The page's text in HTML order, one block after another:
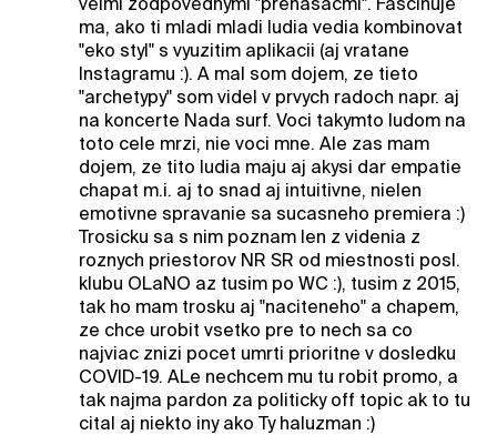
ma, ako ti mladi mladi ludia vedia kombinovat
"eko styl" s vyuzitim aplikacii (aj vratane
Instagramu :). A mal som dojem, ze tieto
"archetypy" som videl v prvych radoch napr. aj
na koncerte Nada surf. Voci takymto ludom na
toto cele mrzi, nie voci mne. Ale zas mam
dojem, ze tito ludia maju aj akysi dar empatie
chapat m.i. aj to snad aj intuitivne, nielen
emotivne spravanie sa sucasneho premiera :)
Trosicku sa s nim poznam len z videnia z
roznych priestorov NR SR od miestnosti posl.
klubu OLaNO az tusim po WC :), tusim z 2015,
tak ho mam trosku aj "naciteneho" a chapem,
ze chce urobit vsetko pre to nech sa co
najviac znizi pocet umrti prioritne v dosledku
COVID-19. ALe nechcem mu tu robit promo, a
tak najma pardon za politicky off topic ak to tu
cital aj niekto iny ako Ty haluzman :)